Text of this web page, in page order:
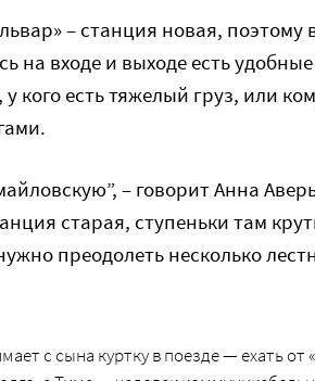
– станция новая,
на входе и выходе есть
кого есть тяжелый груз, или
– говорит Анна
старая, ступеньки там
преодолеть несколько
с сына куртку в поезде — ехать от